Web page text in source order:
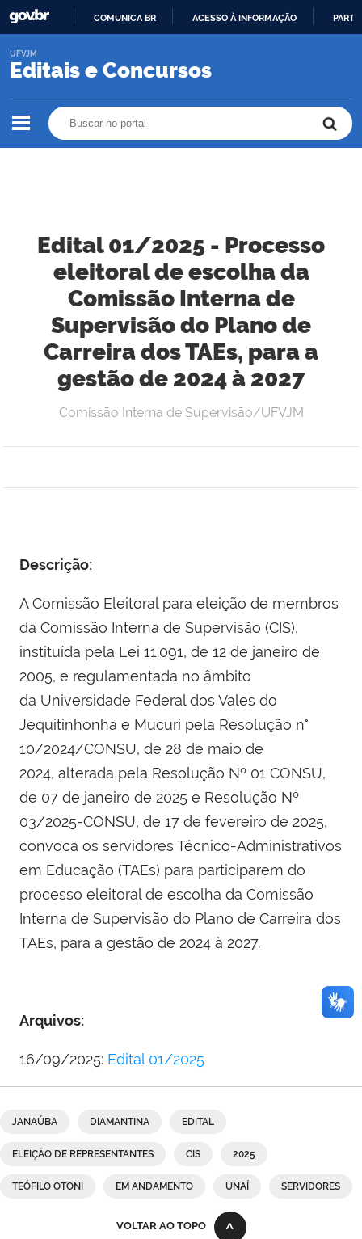
O
COMUNICA BR ACESSO À INFORMAÇÃO
Editais e Concursos
UFVJM
Edital 01/2025 - Processo
eleitoral de escolha da
Comissão Interna de
Supervisão do Plano de
Carreira dos TAEs, para a
gestão de 2024 à 2027
Comissão Interna de Supervisão/UFVJM
Descrição:
A Comissão Eleitoral para eleição de membros
da Comissão Interna de Supervisão (CIS),
instituída pela Lei 11.091, de 12 de janeiro de
2005, e regulamentada no âmbito
da Universidade Federal dos Vales do
Jequitinhonha e Mucuri pela Resolução n°
10/2024/CONSU, de 28 de maio de
2024, alterada pela Resolução Nº 01 CONSU,
de 07 de janeiro de 2025 e Resolução Nº
03/2025-CONSU, de 17 de fevereiro de 2025,
convoca os servidores Técnico-Administrativos
em Educação (TAEs) para participarem do
processo eleitoral de escolha da Comissão
Interna de Supervisão do Plano de Carreira dos
TAEs, para a gestão de 2024 à 2027.
Arquivos:
16/09/2025: Edital 01/2025
JANAÚBA DIAMANTINA EDITAL
ELEIÇÃO DE REPRESENTANTES CIS 2025
TEÓFILO OTONI EM ANDAMENTO UNAÍ SERVIDORES
VOLTAR AO TOPO